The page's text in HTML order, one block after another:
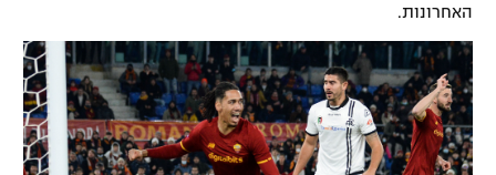
תנאי שימוש
מדיניות פרטיות
תקנון פעילות ספורט 1
ספורט אתגרי ואקסטרים
אומנויות לחימה
גיימינג E-Sports
האחרונות.